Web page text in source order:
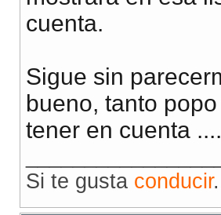
cuenta.
Sigue sin
bueno, tanto
tener en cuenta ....
Si te gusta conducir